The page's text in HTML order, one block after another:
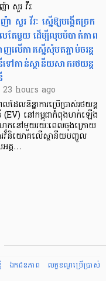
ា សួរ វីរៈ
ា សួរ វីរៈ ស្នើឱ្យបង្កើតច្រក
តែមួយ ដើម្បីលុបបំបាត់ភាព
ញលើការស្នើសុំបតភ្ជាប់ចរន្ត
ៅកាន់ស្ថានីយសាករថយន្ត
23 hours ago
ដែលនិន្នាការប្រើប្រាស់រថយន្ត
(EV) នៅកម្ពុជាកំពុងហក់ឡើង
កនៅមួយរយៈពេលចុងក្រោយ
រវិនិយោគលើស្ថានីយបញ្ចូល
គ្គ…
ឯកជនភាព លក្ខខណ្ឌ​ប្រើ​ប្រាស់